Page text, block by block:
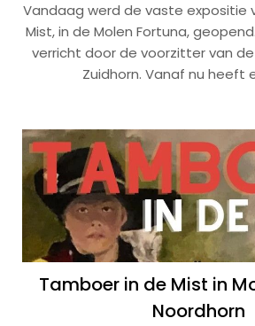
Vandaag werd de vaste expositie
Mist, in de Molen Fortuna,
verricht door de voorzitter van de
Zuidhorn. Vanaf nu heeft
Tamboer in de Mist in
Noordhorn